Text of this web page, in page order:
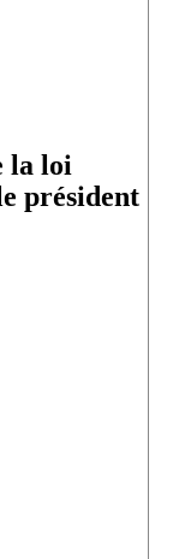
la loi
président